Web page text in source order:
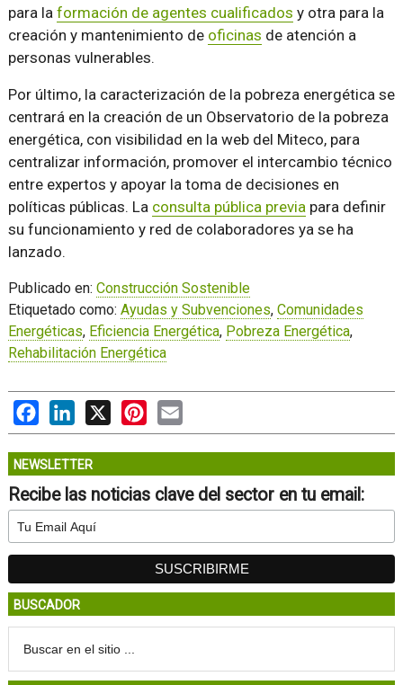
para la formación de agentes cualificados y otra para la
creación y mantenimiento de oficinas de atención a
personas vulnerables.
Por último, la caracterización de la pobreza energética se
centrará en la creación de un Observatorio de la pobreza
energética, con visibilidad en la web del Miteco, para
centralizar información, promover el intercambio técnico
entre expertos y apoyar la toma de decisiones en
políticas públicas. La consulta pública previapara definir
su funcionamiento y red de colaboradores ya se ha
lanzado.
Publicado en: Construcción Sostenible
Etiquetado como: Ayudas y Subvenciones, Comunidades
Energéticas, Eficiencia Energética, Pobreza Energética,
Rehabilitación Energética
FacebookLinkedIn
X PinterestEmail
NEWSLETTER
Recibe las noticias clave del sector en tu email:
BUSCADOR